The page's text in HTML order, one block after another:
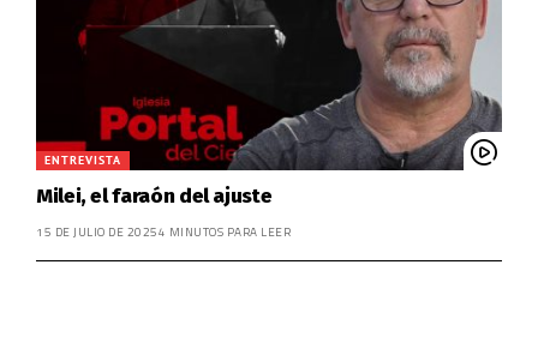
ENTREVISTA
Milei, el faraón del ajuste
15 DE JULIO DE 20254 MINUTOS PARA LEER